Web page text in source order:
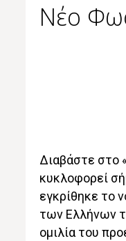
Νέο
Διαβάστε στο
κυκλοφορεί
εγκρίθηκε το
των Ελλήνων
ομιλία του